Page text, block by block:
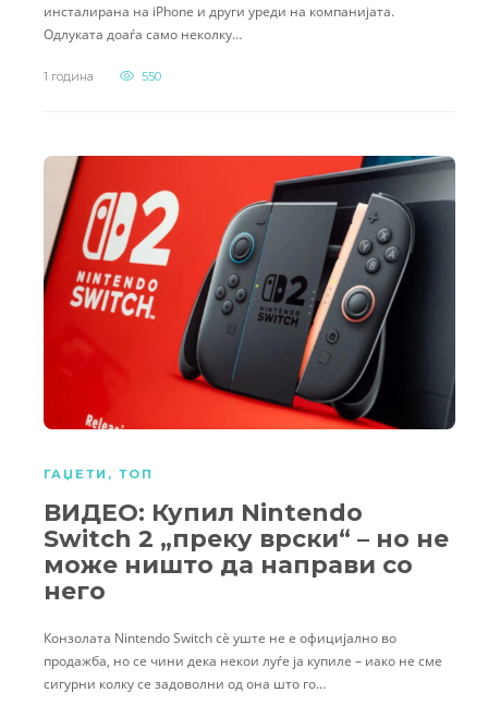
инсталирана на iPhone и други уреди на компанијата.
Одлуката доаѓа само неколку…
1 година 550
ГАЏЕТИ , ТОП
ВИДЕО: Купил Nintendo
Switch 2 „преку врски“ – но не
може ништо да направи со
него
Конзолата Nintendo Switch сè уште не е официјално во
продажба, но се чини дека некои луѓе ја купиле – иако не сме
сигурни колку се задоволни од она што го…